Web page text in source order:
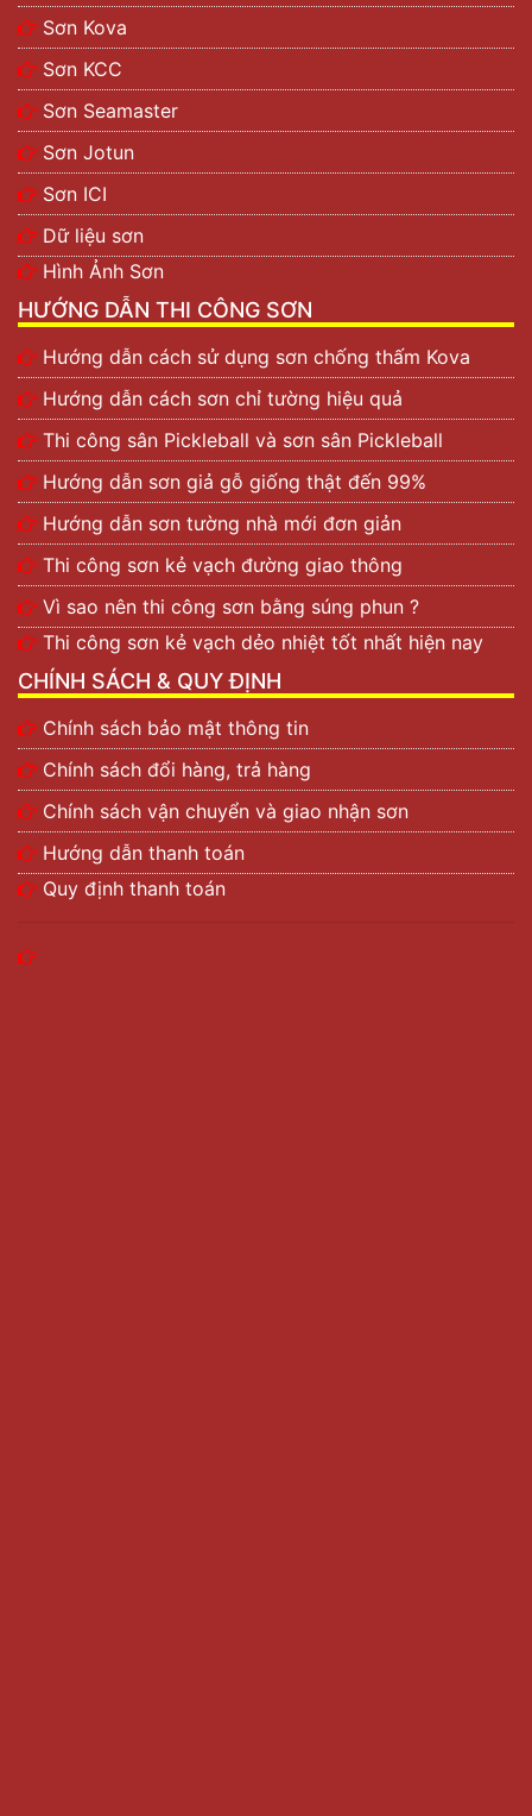
Sơn Kova
Sơn KCC
Sơn Seamaster
Sơn Jotun
Sơn ICI
Dữ liệu sơn
Hình Ảnh Sơn
HƯỚNG DẪN THI CÔNG SƠN
Hướng dẫn cách sử dụng sơn chống thấm Kova
Hướng dẫn cách sơn chỉ tường hiệu quả
Thi công sân Pickleball và sơn sân Pickleball
Hướng dẫn sơn giả gỗ giống thật đến 99%
Hướng dẫn sơn tường nhà mới đơn giản
Thi công sơn kẻ vạch đường giao thông
Vì sao nên thi công sơn bằng súng phun ?
Thi công sơn kẻ vạch dẻo nhiệt tốt nhất hiện nay
CHÍNH SÁCH & QUY ĐỊNH
Chính sách bảo mật thông tin
Chính sách đổi hàng, trả hàng
Chính sách vận chuyển và giao nhận sơn
Hướng dẫn thanh toán
Quy định thanh toán